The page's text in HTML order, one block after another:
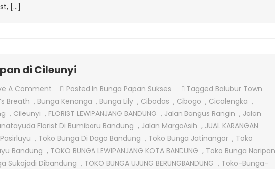
[…]
di Cileunyi
A CommentOn
Jual
Bunga
Papan
Di
Cileunyi
Posted In Bunga Papan Sukses Tagged Balubur Town
Breath , Bunga Kenanga , Bunga Lily , Cibodas , Cibogo , Cicalengka ,
, Cileunyi , FLORIST LEWIPANJANG BANDUNG , Jalan Bangus Rangin , Jalan
Florist Di Bumibaru Bandung , Jalan MargaAsih , JUAL KARANGAN
Pasirluyu , Toko Bunga Di Dago Bandung , Toko Bunga Jatinangor , Toko
Bandung , TOKO BUNGA LEWIPANJANG KOTA BANDUNG , Toko Bunga Naripan
Sukajadi Dibandung , TOKO BUNGA UJUNG BERUNGBANDUNG , Toko-Bunga-